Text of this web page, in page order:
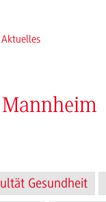
Aktuelles
Gesundheit